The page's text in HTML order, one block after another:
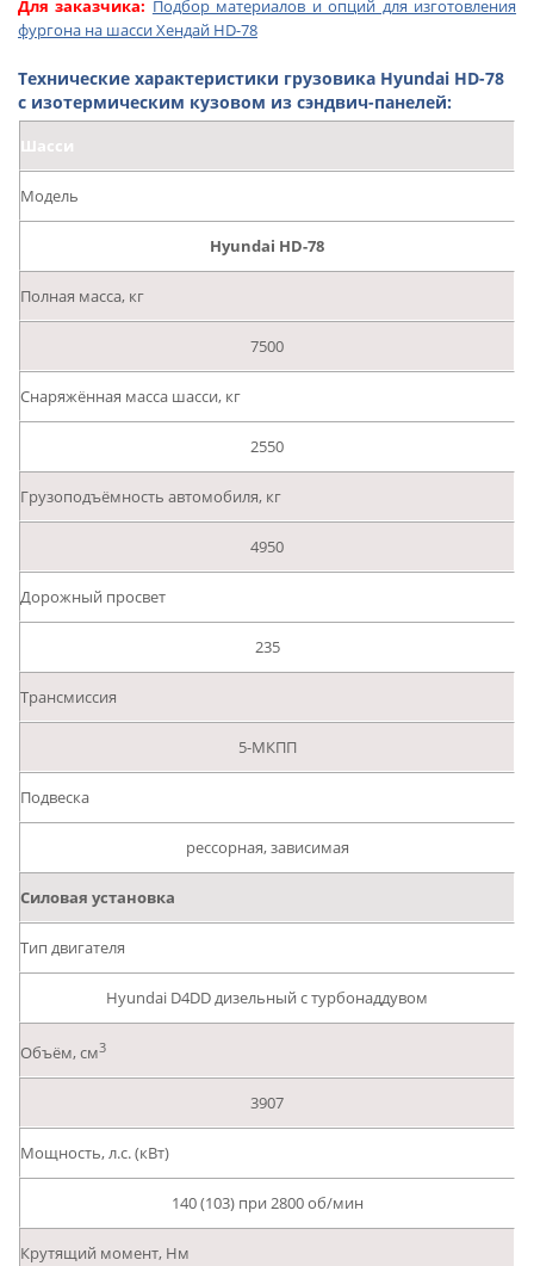
Для заказчика: Подбор материалов и опций для изготовления
фургона на шасси Хендай HD-78
Технические характеристики грузовика Hyundai HD-78
с изотермическим кузовом из сэндвич-панелей:
Шасси
Модель
Hyundai HD-78
Полная масса, кг
7500
Снаряжённая масса шасси, кг
2550
Грузоподъёмность автомобиля, кг
4950
Дорожный просвет
235
Трансмиссия
5-МКПП
Подвеска
рессорная, зависимая
Силовая установка
Тип двигателя
Hyundai D4DD дизельный с турбонаддувом
Объём, см3
3907
Мощность, л.с. (кВт)
140 (103) при 2800 об/мин
Крутящий момент, Нм